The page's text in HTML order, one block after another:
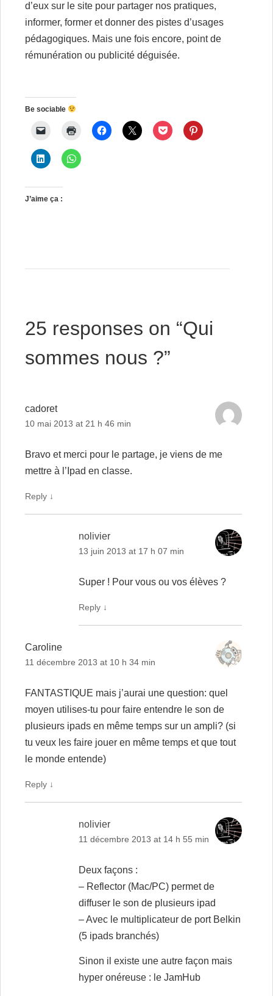
d’eux sur le site pour partager nos pratiques,
informer, former et donner des pistes d’usages
pédagogiques. Mais une fois encore, point de
rémunération ou publicité déguisée.
Be sociable
J’aime ça :
25 responses on “Qui
sommes nous ?”
cadoret
10 mai 2013 at 21 h 46 min
Bravo et merci pour le partage, je viens de me
mettre à l’Ipad en classe.
Reply ↓
nolivier
13 juin 2013 at 17 h 07 min
Super ! Pour vous ou vos élèves ?
Reply ↓
Caroline
11 décembre 2013 at 10 h 34 min
FANTASTIQUE mais j’aurai une question: quel
moyen utilises-tu pour faire entendre le son de
plusieurs ipads en même temps sur un ampli? (si
tu veux les faire jouer en même temps et que tout
le monde entende)
Reply ↓
nolivier
11 décembre 2013 at 14 h 55 min
Deux façons :
– Reflector (Mac/PC) permet de
diffuser le son de plusieurs ipad
– Avec le multiplicateur de port Belkin
(5 ipads branchés)
Sinon il existe une autre façon mais
hyper onéreuse : le JamHub